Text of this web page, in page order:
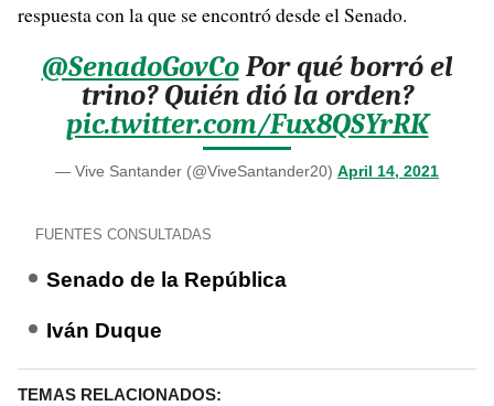
respuesta con la que se encontró desde el Senado.
@SenadoGovCoPor qué borró el
trino? Quién dió la orden?
pic.twitter.com/Fux8QSYrRK
— Vive Santander (@ViveSantander20) April 14, 2021
FUENTES CONSULTADAS
Senado de la República
Iván Duque
TEMAS RELACIONADOS: